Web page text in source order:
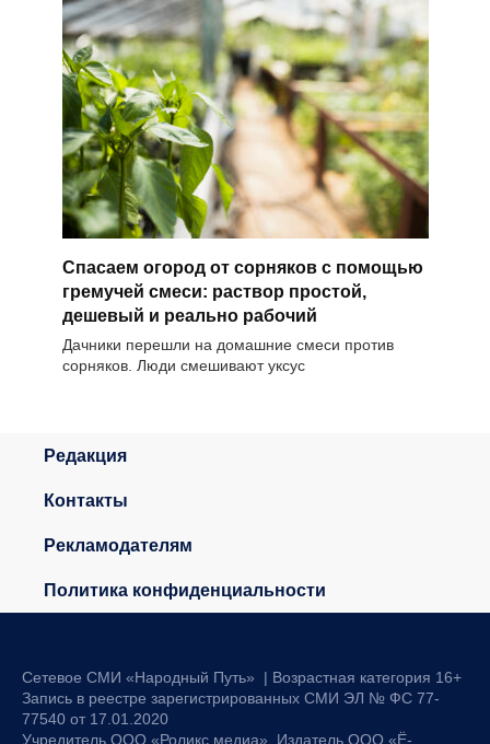
Спасаем огород от сорняков с помощью
гремучей смеси: раствор простой,
дешевый и реально рабочий
Дачники перешли на домашние смеси против
сорняков. Люди смешивают уксус
Редакция
Контакты
Рекламодателям
Политика конфиденциальности
Сетевое СМИ «Народный Путь» | Возрастная категория 16+
Запись в реестре зарегистрированных СМИ ЭЛ № ФС 77-
77540 от 17.01.2020
Учредитель ООО «Роликс медиа». Издатель ООО «Ё-